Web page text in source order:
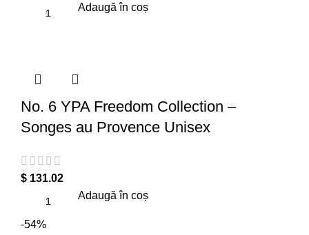
Adaugă în coș
No. 6 YPA Freedom Collection –
Songes au Provence Unisex
$ 131.02
Adaugă în coș
-54%